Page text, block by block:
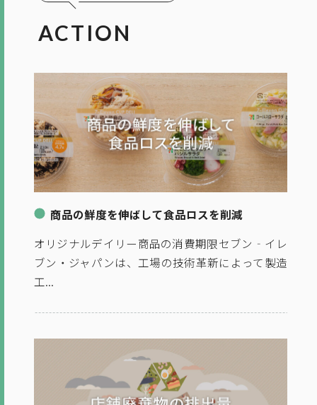
ACTION
商品の鮮度を伸ばして食品ロスを削減
オリジナルデイリー商品の消費期限セブン‐イレ
ブン・ジャパンは、工場の技術革新によって製造
工...